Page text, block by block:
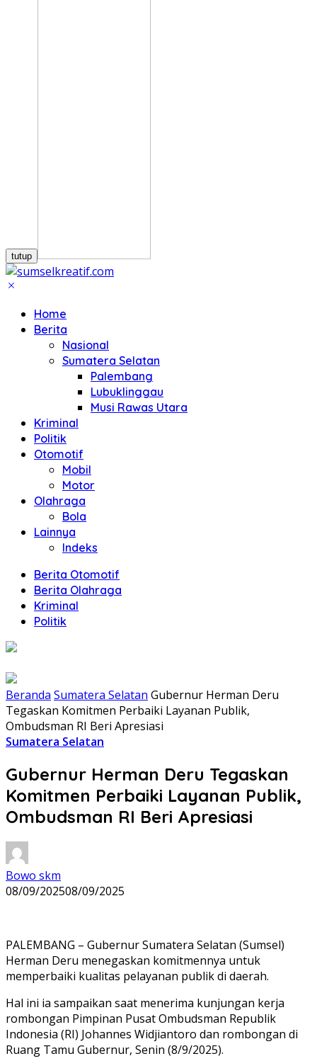
tutup
Home
Berita
Nasional
Sumatera Selatan
Palembang
Lubuklinggau
Musi Rawas Utara
Kriminal
Politik
Otomotif
Mobil
Motor
Olahraga
Bola
Lainnya
Indeks
Berita Otomotif
Berita Olahraga
Kriminal
Politik
Beranda Sumatera Selatan Gubernur Herman Deru
Tegaskan Komitmen Perbaiki Layanan Publik,
Ombudsman RI Beri Apresiasi
Sumatera Selatan
Gubernur Herman Deru Tegaskan
Komitmen Perbaiki Layanan Publik,
Ombudsman RI Beri Apresiasi
Bowo skm
08/09/202508/09/2025
PALEMBANG – Gubernur Sumatera Selatan (Sumsel)
Herman Deru menegaskan komitmennya untuk
memperbaiki kualitas pelayanan publik di daerah.
Hal ini ia sampaikan saat menerima kunjungan kerja
rombongan Pimpinan Pusat Ombudsman Republik
Indonesia (RI) Johannes Widjiantoro dan rombongan di
Ruang Tamu Gubernur, Senin (8/9/2025).